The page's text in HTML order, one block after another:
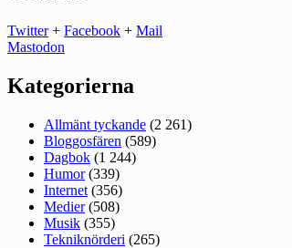
Twitter+ Facebook + Mail
Mastodon
Kategorierna
Allmänt tyckande (2 261)
Bloggosfären (589)
Dagbok (1 244)
Humor(339)
Internet (356)
Medier(508)
Musik (355)
Tekniknörderi (265)